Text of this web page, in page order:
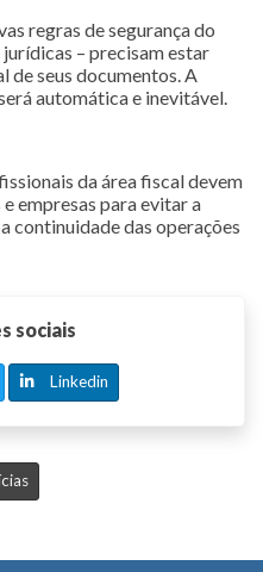
regras de segurança do
jurídicas – precisam estar
de seus documentos. A
automática e inevitável.
da área fiscal devem
empresas para evitar a
continuidade das operações
sociais
Linkedin